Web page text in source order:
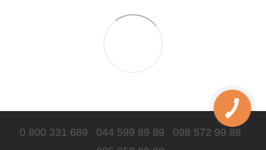
0 800 331 689 044 599 89 89
098 572 99 88